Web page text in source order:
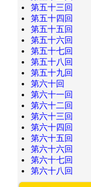
第五十三回
第五十四回
第五十五回
第五十六回
第五十七回
第五十八回
第五十九回
第六十回
第六十一回
第六十二回
第六十三回
第六十四回
第六十五回
第六十六回
第六十七回
第六十八回